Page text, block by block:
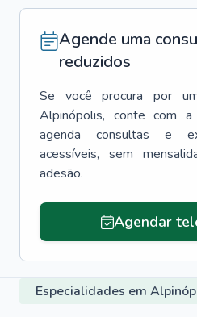
Agende uma
reduzidos
Se você procura por
Alpinópolis, conte com a
agenda consultas e
acessíveis, sem
adesão.
Agendar
Especialidades em